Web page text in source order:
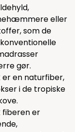
eller
som de
gør.
er en naturfiber,
i de tropiske
fiberen er